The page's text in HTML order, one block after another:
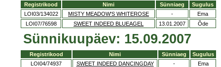
Registrikood Nimi Sünniaeg
Sugulus
LOI03/134022
MISTY MEADOW'S WHITEROSE -
Ema
LOI07/76598
SWEET INDEED BLUEAGEL 13.01.2007 Õde
Sünnikuupäev: 15.09.2007
Registrikood Nimi Sünniaeg
Sugulus
LOI04/74937
SWEET INDEED DANCINGDAY -
Ema